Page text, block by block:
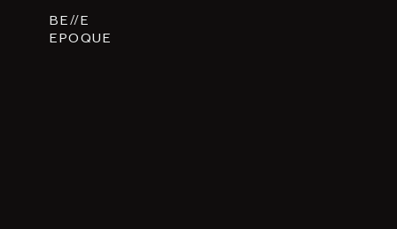
BE
E
EPOQUE